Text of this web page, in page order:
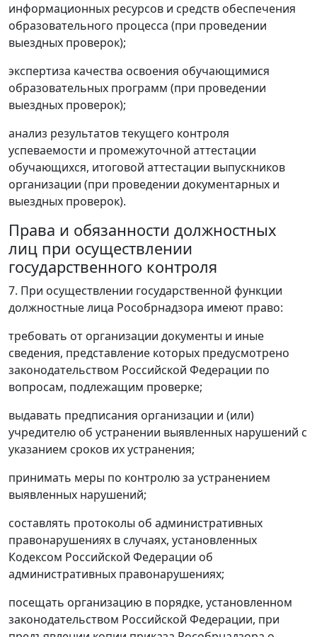
информационных ресурсов и средств обеспечения
образовательного процесса (при проведении
выездных проверок);
экспертиза качества освоения обучающимися
образовательных программ (при проведении
выездных проверок);
анализ результатов текущего контроля
успеваемости и промежуточной аттестации
обучающихся, итоговой аттестации выпускников
организации (при проведении документарных и
выездных проверок).
Права и обязанности должностных
лиц при осуществлении
государственного контроля
7. При осуществлении государственной функции
должностные лица Рособрнадзора имеют право:
требовать от организации документы и иные
сведения, представление которых предусмотрено
законодательством Российской Федерации по
вопросам, подлежащим проверке;
выдавать предписания организации и (или)
учредителю об устранении выявленных нарушений с
указанием сроков их устранения;
принимать меры по контролю за устранением
выявленных нарушений;
составлять протоколы об административных
правонарушениях в случаях, установленных
Кодексом Российской Федерации об
административных правонарушениях;
посещать организацию в порядке, установленном
законодательством Российской Федерации, при